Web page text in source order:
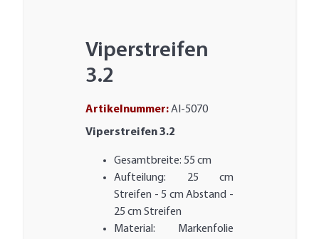
Viperstreifen
3.2
Artikelnummer:AI-5070
Viperstreifen 3.2
Gesamtbreite: 55 cm
Aufteilung: 25 cm
Streifen - 5 cm Abstand -
25 cm Streifen
Material: Markenfolie